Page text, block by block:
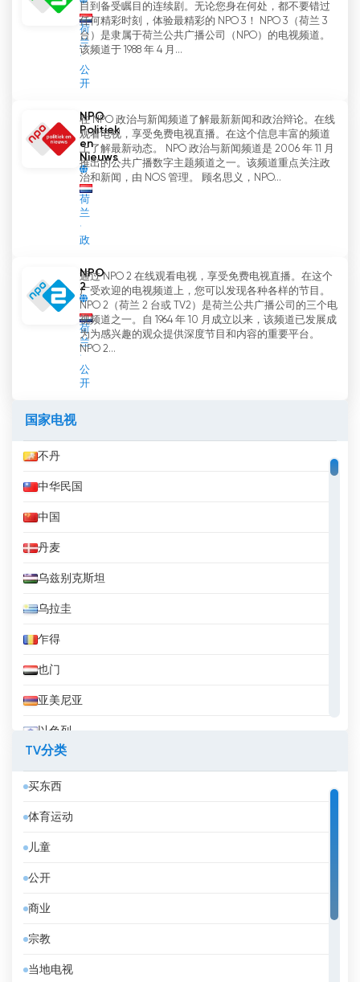
荷
兰
公
开
目到备受瞩目的连续剧。无论您身在何处，都不要错过
任何精彩时刻，体验最精彩的 NPO 3！ NPO 3（荷兰 3
台）是隶属于荷兰公共广播公司（NPO）的电视频道。
该频道于 1988 年 4 月...
NPO
Politiek
en
Nieuws
荷
兰
政
在 NPO 政治与新闻频道了解最新新闻和政治辩论。在线
观看电视，享受免费电视直播。在这个信息丰富的频道
上了解最新动态。 NPO 政治与新闻频道是 2006 年 11 月
推出的公共广播数字主题频道之一。该频道重点关注政
治和新闻，由 NOS 管理。 顾名思义，NPO...
NPO
2
荷
兰
公
开
通过 NPO 2 在线观看电视，享受免费电视直播。在这个
广受欢迎的电视频道上，您可以发现各种各样的节目。
NPO 2（荷兰 2 台或 TV2）是荷兰公共广播公司的三个电
视频道之一。自 1964 年 10 月成立以来，该频道已发展成
为为感兴趣的观众提供深度节目和内容的重要平台。
NPO 2...
国家电视
不丹
中华民国
中国
丹麦
乌兹别克斯坦
乌拉圭
乍得
也门
亚美尼亚
以色列
伊拉克库尔德斯坦
伊朗
伯利兹
佛得角
俄罗斯
保加利亚
克罗地亚
TV分类
买东西
体育运动
儿童
公开
商业
宗教
当地电视